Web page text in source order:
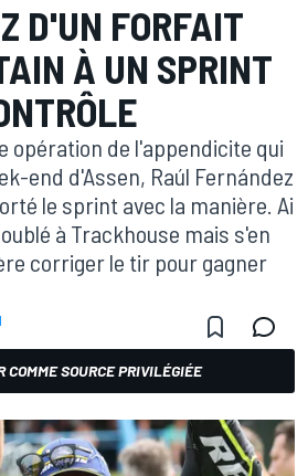
D'UN FORFAIT
À UN SPRINT
opération de l'appendicite qui
end d'Assen, Raúl Fernández
le sprint avec la manière. Ai
à Trackhouse mais s'en
corriger le tir pour gagner
COMME SOURCE PRIVILÉGIÉE